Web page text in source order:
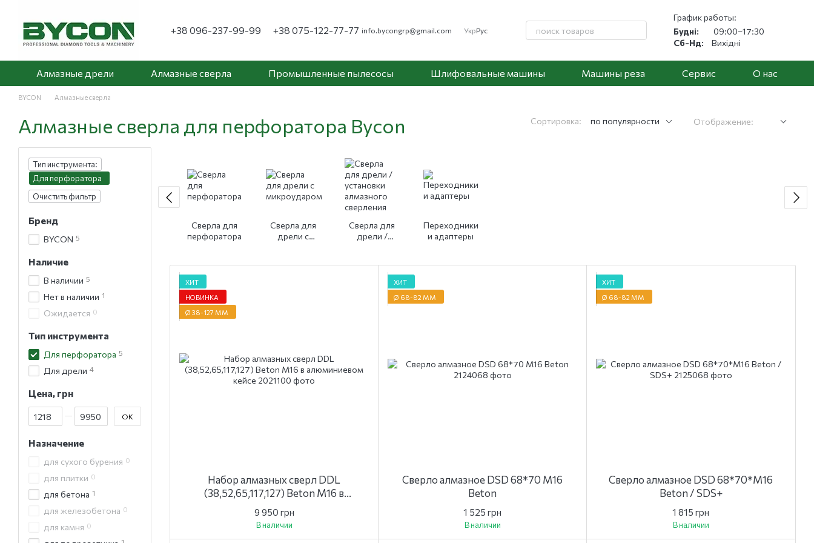
+38 096-237-99-99 +38 075-122-77-77 info.bycongrp@gmail.com УкрРус
График работы:
Будні:
09:00–17:30
Сб-Нд:
Вихідні
Алмазные дрели Алмазные сверла Промышленные пылесосы Шлифовальные машины Машины реза Cервис О нас
BYCON Алмазные сверла
Алмазные сверла для перфоратора Bycon Сортировка: по популярности Отображение:
Сверла для
перфоратора
Сверла для
дрели с
Сверла для
дрели /
сверления
Переходники
и адаптеры
ХИТ
НОВИНКА
Ø 38-127 ММ
Набор алмазных сверл DDL
(38,52,65,117,127) Beton M16 в
алюминиевом кейсе
9 950 грн
В наличии
ХИТ
Ø 68-82 ММ
Сверло алмазное DSD 68*70 M16
Beton
1 525 грн
В наличии
ХИТ
Ø 68-82 ММ
Сверло алмазное DSD 68*70*M16
Beton / SDS+
1 815 грн
В наличии
Тип инструмента:
Для перфоратора
Очистить фильтр
Бренд
BYCON 5
Наличие
В наличии 5
Нет в наличии 1
Ожидается 0
Тип инструмента
Для перфоратора 5
Для дрели 4
Цена, грн
OK
Назначение
для сухого бурения 0
для плитки 0
для бетона 1
для железобетона 0
для камня 0